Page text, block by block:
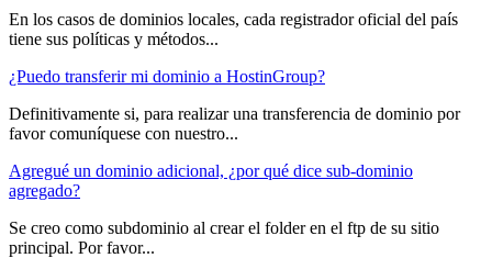
En los casos de dominios locales, cada registrador oficial del país
tiene sus políticas y métodos...
¿Puedo transferir mi dominio a HostinGroup?
Definitivamente si, para realizar una transferencia de dominio por
favor comuníquese con nuestro...
Agregué un dominio adicional, ¿por qué dice sub-dominio
agregado?
Se creo como subdominio al crear el folder en el ftp de su sitio
principal. Por favor...